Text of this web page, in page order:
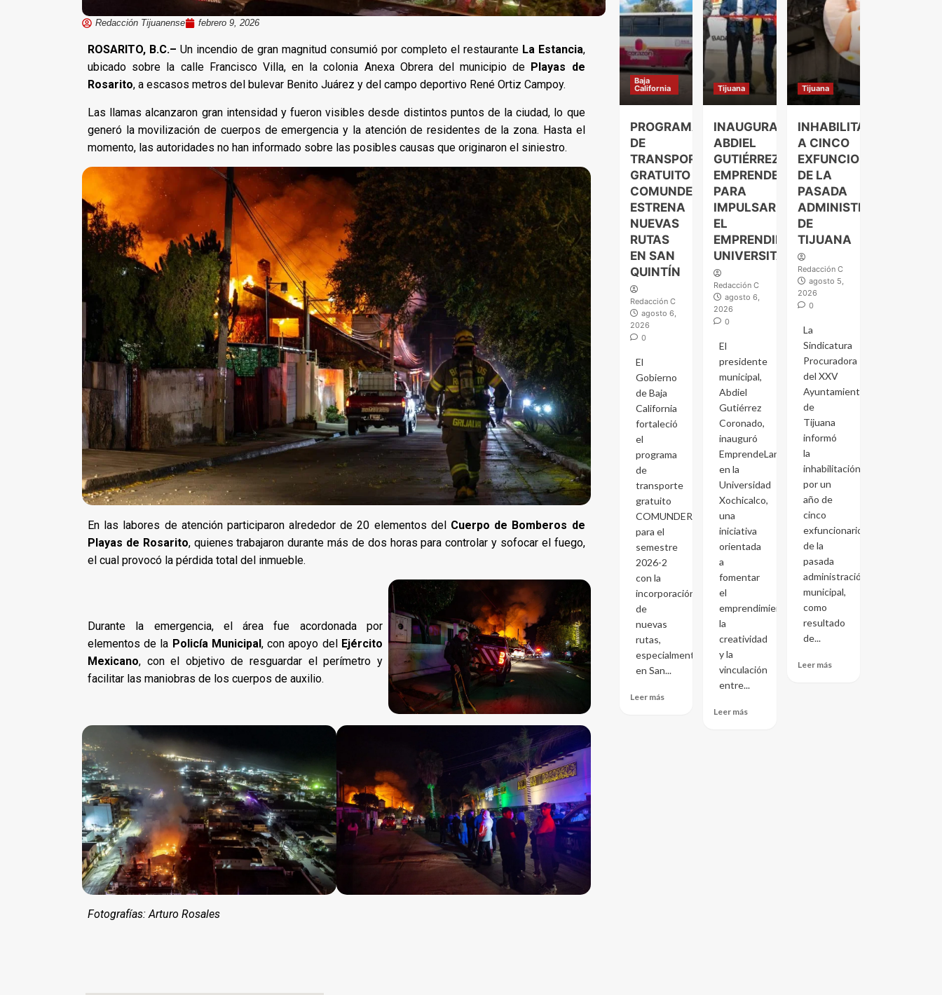
Redacción Tijuanense febrero 9, 2026
ROSARITO, B.C.– Un incendio de gran magnitud consumió por completo el restaurante La Estancia,
ubicado sobre la calle Francisco Villa, en la colonia Anexa Obrera del municipio de Playas de
Rosarito, a escasos metros del bulevar Benito Juárez y del campo deportivo René Ortiz Campoy.
Las llamas alcanzaron gran intensidad y fueron visibles desde distintos puntos de la ciudad, lo que
generó la movilización de cuerpos de emergencia y la atención de residentes de la zona. Hasta el
momento, las autoridades no han informado sobre las posibles causas que originaron el siniestro.
En las labores de atención participaron alrededor de 20 elementos del Cuerpo de Bomberos de
Playas de Rosarito, quienes trabajaron durante más de dos horas para controlar y sofocar el fuego,
el cual provocó la pérdida total del inmueble.
Durante la emergencia, el área fue acordonada por
elementos de la Policía Municipal , con apoyo del
Ejército
Mexicano, con el objetivo de resguardar el perímetro y
facilitar las maniobras de los cuerpos de auxilio.
Fotografías: Arturo Rosales
Baja
California
PROGRAMA
DE
TRANSPORTE
GRATUITO
COMUNDER
ESTRENA
NUEVAS
RUTAS
EN SAN
QUINTÍN
Redacción C
agosto 6,
2026
0
El
Gobierno
de Baja
California
fortaleció
el
programa
de
transporte
gratuito
COMUNDER
para el
semestre
2026-2
con la
incorporación
de
nuevas
rutas,
especialmente
en San...
Leer más
Tijuana
INAUGURA
ABDIEL
GUTIÉRREZ
EMPRENDELAND
PARA
IMPULSAR
EL
EMPRENDIMIENTO
UNIVERSITARIO
Redacción C
agosto 6,
2026
0
El
presidente
municipal,
Abdiel
Gutiérrez
Coronado,
inauguró
EmprendeLand
en la
Universidad
Xochicalco,
una
iniciativa
orientada
a
fomentar
el
emprendimiento,
la
creatividad
y la
vinculación
entre...
Leer más
Tijuana
INHABILITAN
A CINCO
EXFUNCIONARIOS
DE LA
PASADA
ADMINISTRACIÓN
DE
TIJUANA
Redacción C
agosto 5,
2026
0
La
Sindicatura
Procuradora
del XXV
Ayuntamiento
de
Tijuana
informó
la
inhabilitación
por un
año de
cinco
exfuncionarios
de la
pasada
administración
municipal,
como
resultado
de...
Leer más